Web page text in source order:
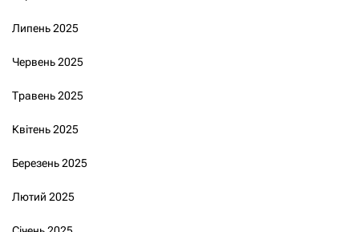
Липень 2025
Червень 2025
Травень 2025
Квітень 2025
Березень 2025
Лютий 2025